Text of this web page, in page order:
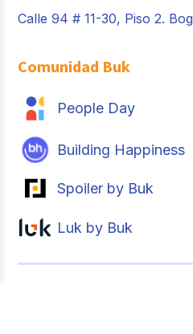
Calle 94 # 11-30, Piso 2.
Comunidad Buk
People Day
Building Happiness
Spoiler by Buk
Luk by Buk